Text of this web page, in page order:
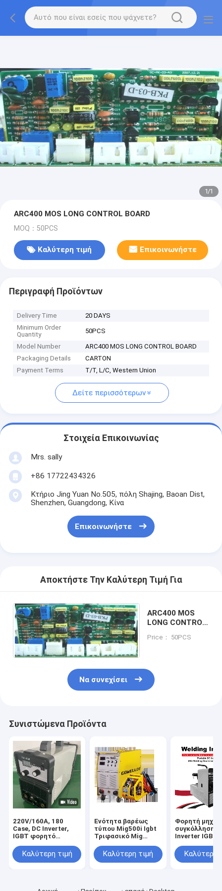
1/1
ARC400 MOS LONG CONTROL BOARD
MOQ：50PCS
Καλύτερη τιμή Επικοινωνήστε
Περιγραφή Προϊόντων
Delivery Time
20 DAYS
Minimum Order
Quantity
50PCS
Model Number
ARC400 MOS LONG CONTROL BOARD
Packaging Details
CARTON
Payment Terms
T/T, L/C, Western Union
Δείτε περισσότερων
Στοιχεία Επικοινωνίας
Mrs. sally
+86 17722434326
Κτήριο Jing Yuan No.505, πόλη Shajing, Baoan Dist,
Shenzhen, Guangdong, Κίνα
Επικοινωνήστε
Αποκτήστε Την Καλύτερη Τιμή Για
ARC400 MOS
LONG CONTROL
Price： 50PCS
Να συνεχίσει
Συνιστώμενα Προϊόντα
220V/160A, 180
Case, DC Inverter,
IGBT φορητό
συγκόλλησης
μηχανής TIG/
Καλύτερη τιμή
Ενότητα βαρέως
τύπου Mig500i Igbt
Τριφασικό Mig
Καλύτερη τιμή
Φορητή
συγκόλλησης
Inverter IGBT
χρήσηΚαλύτερη